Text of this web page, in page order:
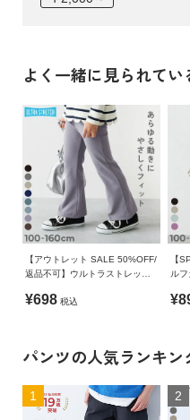
よく一緒に見られてい
【アウトレット SALE 50%OFF/
返品不可】ウルトラストレッチ
チ)
¥698 税込
【
ルフ
パンツの人気ランキン
1 2